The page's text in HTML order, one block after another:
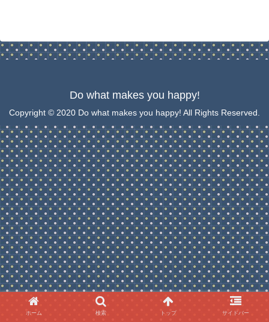
Do what makes you happy!
Copyright © 2020 Do what makes you happy! All Rights Reserved.
ホーム 検索 トップ サイドバー